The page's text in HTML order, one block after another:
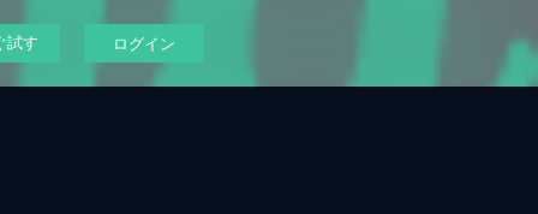
試す ログイン